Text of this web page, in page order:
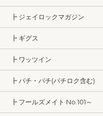
┣ ジェイロックマガジン
┣ ギグス
┣ ワッツイン
┣ パチ・パチ(パチロク含む)
┣ フールズメイト No.101～